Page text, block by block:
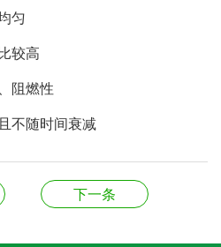
匀
较高
阻燃性
随时间衰减
下一条